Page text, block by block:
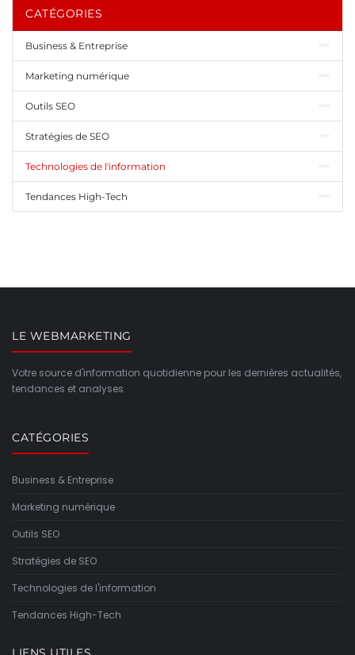
CATÉGORIES
Business & Entreprise
Marketing numérique
Outils SEO
Stratégies de SEO
Technologies de l'information
Tendances High-Tech
LE WEBMARKETING
Votre source d'information quotidienne pour les dernières actualités,
tendances et analyses.
CATÉGORIES
Business & Entreprise
Marketing numérique
Outils SEO
Stratégies de SEO
Technologies de l'information
Tendances High-Tech